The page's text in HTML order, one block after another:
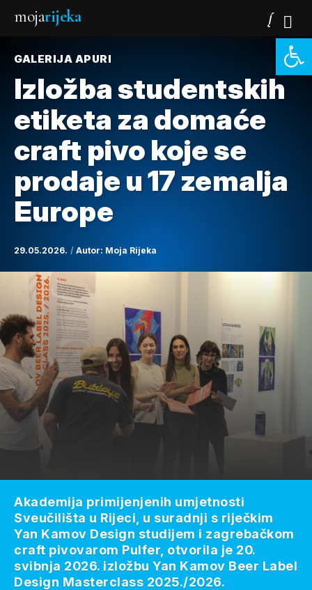
mojarijeka
GALERIJA APURI
Izložba studentskih
etiketa za domaće
craft pivo koje se
prodaje u 17 zemalja
Europe
29.05.2026. Autor: Moja Rijeka
Akademija primijenjenih umjetnosti
Sveučilišta u Rijeci, u suradnji s riječkim
Yan Kamov Design studijem i zagrebačkom
craft pivovarom Pulfer, otvorila je 20.
svibnja 2026. izložbu Yan Kamov Beer Label
Design Masterclass 2025./2026.